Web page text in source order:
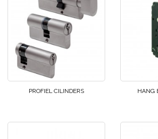
PROFIEL CILINDERS HANG